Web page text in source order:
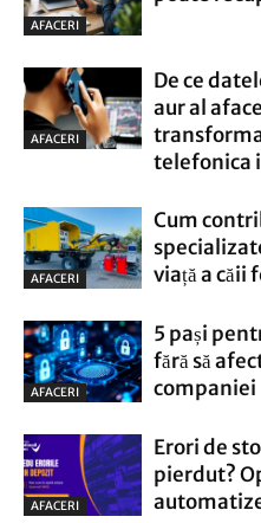
AFACERI
AFACERI
De ce
aur al
telefonica
AFACERI
Cum
viață a căii
AFACERI
5 pași
fără să
companiei
AFACERI
Erori de
pierdut?